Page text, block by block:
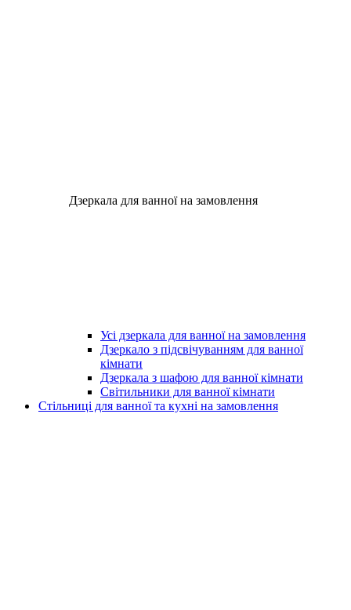
Дзеркала для ванної на замовлення
Усі дзеркала для ванної на замовлення
Дзеркало з підсвічуванням для ванної
кімнати
Дзеркала з шафою для ванної кімнати
Світильники для ванної кімнати
Стільниці для ванної та кухні на замовлення